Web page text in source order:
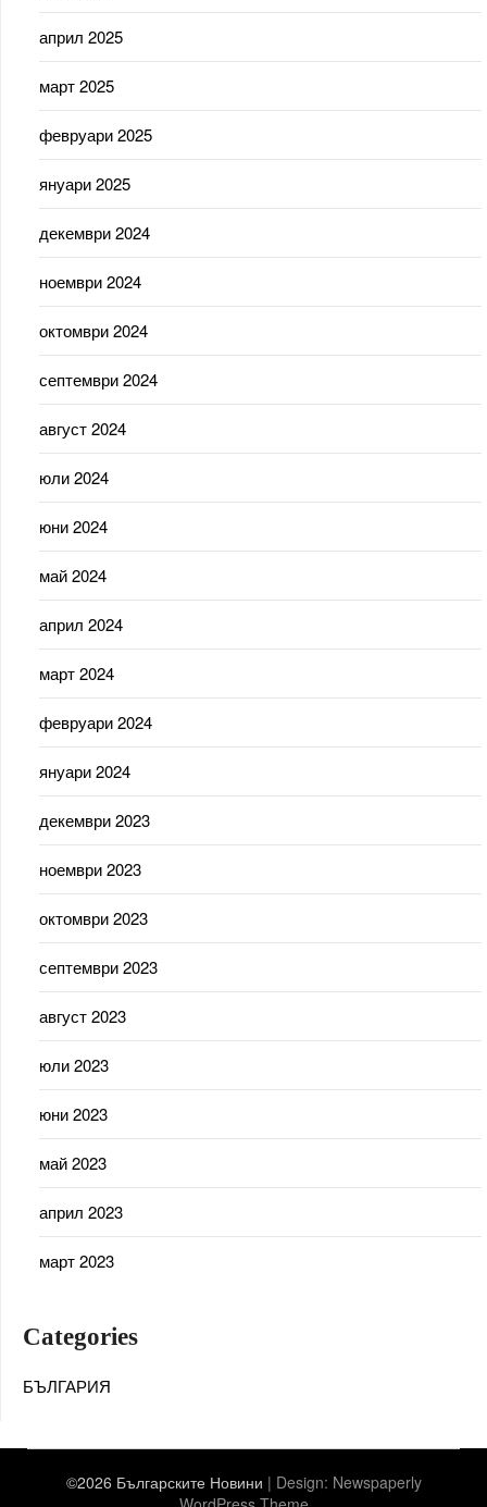
април 2025
март 2025
февруари 2025
януари 2025
декември 2024
ноември 2024
октомври 2024
септември 2024
август 2024
юли 2024
юни 2024
май 2024
април 2024
март 2024
февруари 2024
януари 2024
декември 2023
ноември 2023
октомври 2023
септември 2023
август 2023
юли 2023
юни 2023
май 2023
април 2023
март 2023
Categories
БЪЛГАРИЯ
©2026 Българските Новини | Design: Newspaperly